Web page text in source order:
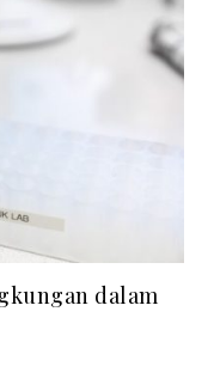
dalam